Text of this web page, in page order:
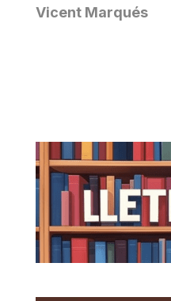
Vicent Marqués